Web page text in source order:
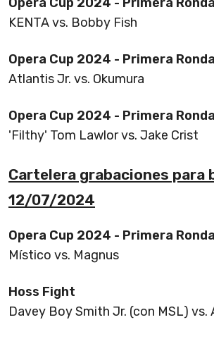
KENTA vs. Bobby Fish
Opera Cup 2024 - Primera Ronda
Atlantis Jr. vs. Okumura
Opera Cup 2024 - Primera Ronda
'Filthy' Tom Lawlor vs. Jake Crist
Cartelera grabaciones para
12/07/2024
Opera Cup 2024 - Primera Ronda
Místico vs. Magnus
Hoss Fight
Davey Boy Smith Jr. (con MSL) vs.